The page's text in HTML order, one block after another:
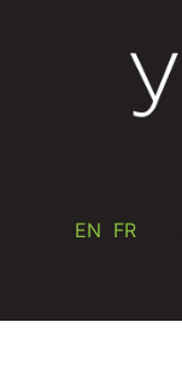
EN FR